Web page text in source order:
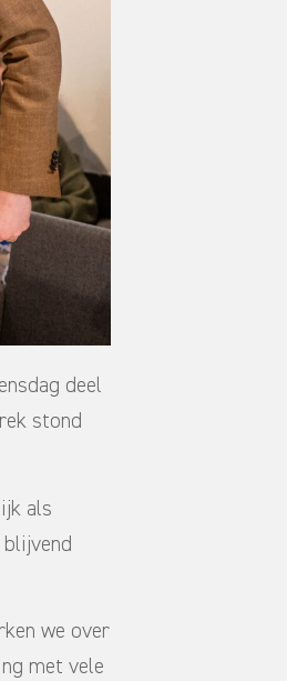
deel
stond
als
we over
met vele